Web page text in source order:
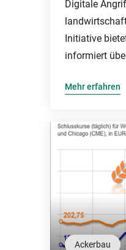
Digitale
Initiative
informiert
Mehr erfahren
Ackerbau